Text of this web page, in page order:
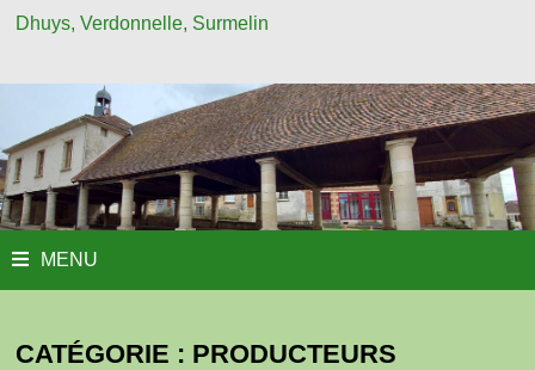
Dhuys, Verdonnelle, Surmelin
MENU
CATÉGORIE : PRODUCTEURS